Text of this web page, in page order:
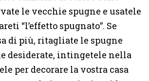
le vecchie spugne e usatele
“l’effetto spugnato”. Se
di più, ritagliate le spugne
desiderate, intingetele nella
per decorare la vostra casa